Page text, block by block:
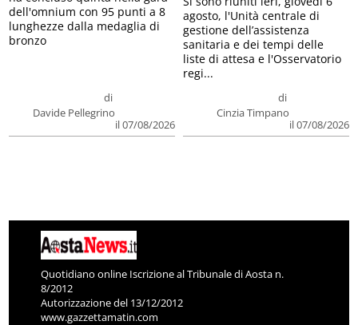
di
Davide Pellegrino
il 07/08/2026
dell'omnium con 95 punti a 8
lunghezze dalla medaglia di
bronzo
di
Cinzia Timpano
il 07/08/2026
agosto, l'Unità centrale di
gestione dell’assistenza
sanitaria e dei tempi delle
liste di attesa e l'Osservatorio
regi...
Quotidiano online Iscrizione al Tribunale di Aosta n.
8/2012
Autorizzazione del 13/12/2012
www.gazzettamatin.com